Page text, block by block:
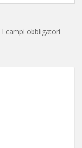
I campi obbligatori